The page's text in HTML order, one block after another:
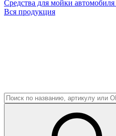
Средства для мойки автомобиля
Вся продукция